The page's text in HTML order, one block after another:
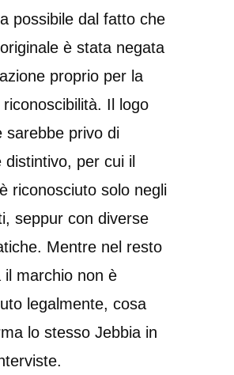
possibile dal fatto che
è stata negata
proprio per la
Il logo
sarebbe privo di
per cui il
riconosciuto solo negli
seppur con diverse
Mentre nel resto
il marchio non è
legalmente, cosa
lo stesso Jebbia in